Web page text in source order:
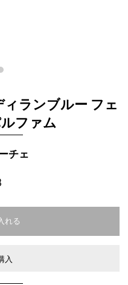
ィランブルー フェ
ファム
チェ
入